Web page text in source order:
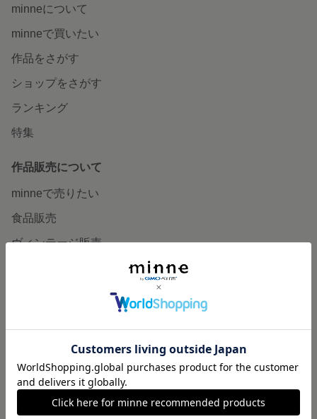
minneについて
minneで買いたい
作品をさがす
ショップをさがす
ランキング
特集
作品販売について
minneで売りたい
食品販売
ヴィンテージ販売
読みもの
minneとものづくりと